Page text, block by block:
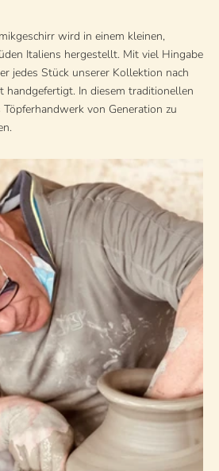
wird in einem kleinen,
Italiens hergestellt. Mit viel Hingabe
jedes Stück unserer Kollektion nach
handgefertigt. In diesem traditionellen
von Generation zu